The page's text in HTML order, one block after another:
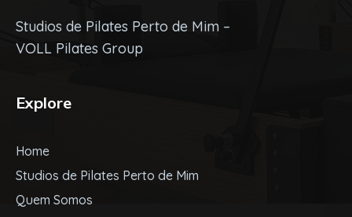
Studios de Pilates Perto de Mim –
VOLL Pilates Group
Explore
Home
Studios de Pilates Perto de Mim
Quem Somos